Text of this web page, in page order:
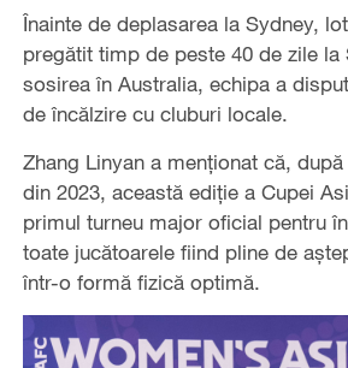
Înainte de deplasarea la Sydney,
pregătit timp de peste 40 de zile la
sosirea în Australia, echipa a
de încălzire cu cluburi locale.
Zhang Linyan a menționat că,
din 2023, această ediție a Cupei
primul turneu major oficial pentru
toate jucătoarele fiind pline de
într-o formă fizică optimă.